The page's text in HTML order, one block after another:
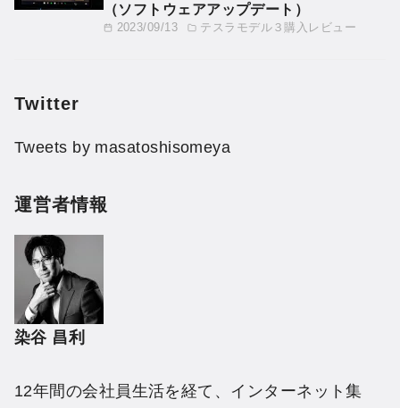
2023/09/13 テスラモデル３購入レビュー
（ソフトウェアアップデート）
Twitter
Tweets by masatoshisomeya
運営者情報
染谷 昌利
12年間の会社員生活を経て、インターネット集